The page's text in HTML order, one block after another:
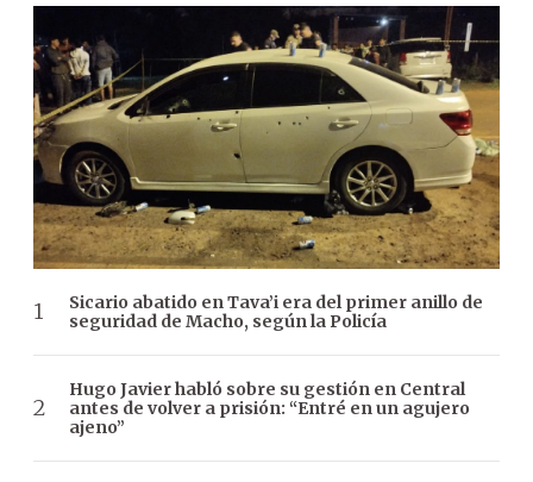
Sicario abatido en Tava’i era del primer anillo de
seguridad de Macho, según la Policía
Hugo Javier habló sobre su gestión en Central
antes de volver a prisión: “Entré en un agujero
ajeno”